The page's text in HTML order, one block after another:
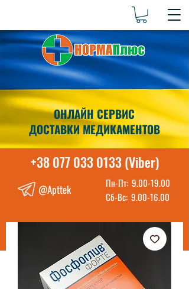
ОНЛАЙН СЕРВИС
ДОСТАВКИ МЕДИКАМЕНТОВ
+38 077 033 0133 (Viber)
@Apttek Пн-Пт: 9.00-19.00
Сб-Вс: 9.00-16.00